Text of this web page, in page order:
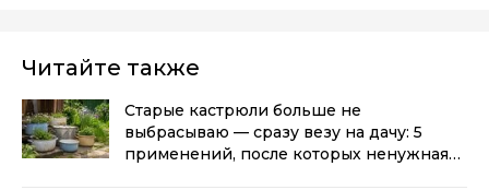
Читайте также
Старые кастрюли больше не
выбрасываю — сразу везу на дачу: 5
применений, после которых ненужная